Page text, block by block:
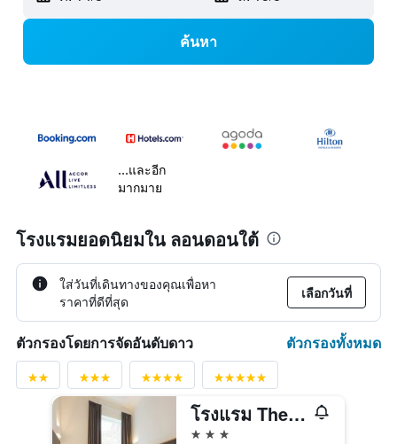
ค้นหา
...และอีก
มากมาย
โรงแรมยอดนิยมใน ลอนดอนใต้
ใส่วันที่เดินทางของคุณเพื่อหา
ราคาที่ดีที่สุด
เลือกวันที่
ตัวกรองโดยการจัดอันดับดาว ตัวกรองทั้งหมด
โรงแรม The Z ที่ Gloucester Place
3 ดาว